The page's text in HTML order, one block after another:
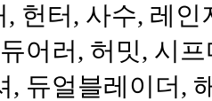
, 헌터, 사수, 레
어러, 허밋, 시
, 듀얼블레이더,